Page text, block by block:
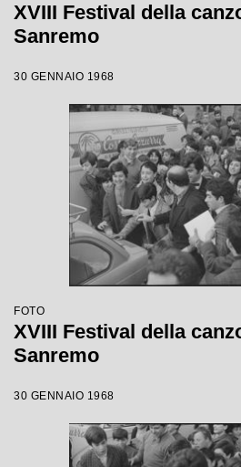
XVIII Festival della
Sanremo
30 GENNAIO 1968
FOTO
XVIII Festival della
Sanremo
30 GENNAIO 1968